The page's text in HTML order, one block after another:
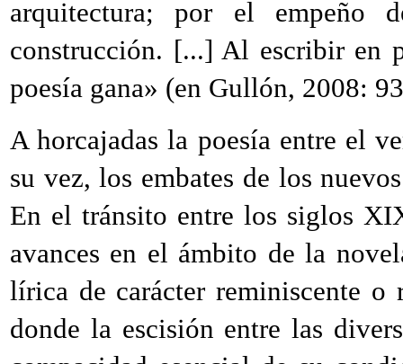
arquitectura; por el empeño
construcción. [...] Al escribir en
poesía gana» (en Gullón, 2008:
A horcajadas la poesía entre el
su vez, los embates de los
En el tránsito entre los siglos
avances en el ámbito de la
lírica de carácter reminiscente o
donde la escisión entre las